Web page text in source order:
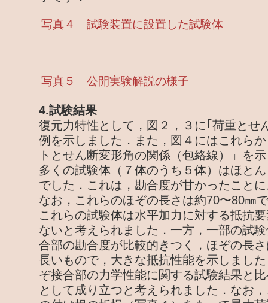
写真４ 試験装置に設置した試験体
写真５ 公開実験解説の様子
4.試験結果
復元力特性として，図２，３に｢荷重とせ
例を示しました．また，図４にはこれら
トとせん断変形角の関係（包絡線）」を
多くの試験体（７体のうち５体）はほと
でした．これは，勘合度が甘かったこと
なお，これらのほぞの長さは約70〜80㎜
これらの試験体は水平加力に対する抵抗
ないと考えられました．一方，一部の試
合部の勘合度が比較的きつく，ほぞの長
長いもので，大きな抵抗性能を示しまし
ぞ接合部の力学性能に関する試験結果と
として成り立つと考えられました．なお